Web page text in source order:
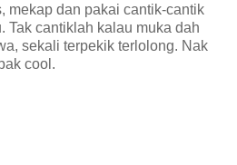
mekap dan pakai cantik-cantik
Tak cantiklah kalau muka dah
sekali terpekik terlolong. Nak
cool.